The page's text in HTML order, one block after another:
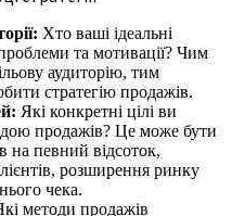
Хто ваші ідеальні
та мотивації? Чим
аудиторію, тим
стратегію продажів.
Які конкретні цілі ви
продажів? Це може бути
на певний відсоток,
розширення ринку
чека.
методи продажів